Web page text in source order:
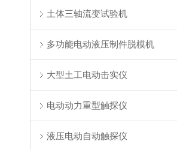
土体三轴流变试验机
多功能电动液压制件脱模机
大型土工电动击实仪
电动动力重型触探仪
液压电动自动触探仪